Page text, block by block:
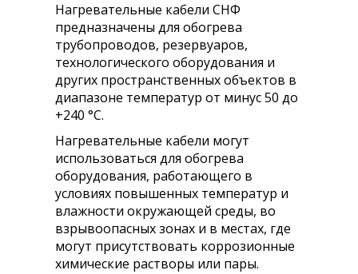
Нагревательные кабели СНФ
предназначены для обогрева
трубопроводов, резервуаров,
технологического оборудования и
других пространственных объектов в
диапазоне температур от минус 50 до
+240 °С.
Нагревательные кабели могут
использоваться для обогрева
оборудования, работающего в
условиях повышенных температур и
влажности окружающей среды, во
взрывоопасных зонах и в местах, где
могут присутствовать коррозионные
химические растворы или пары.